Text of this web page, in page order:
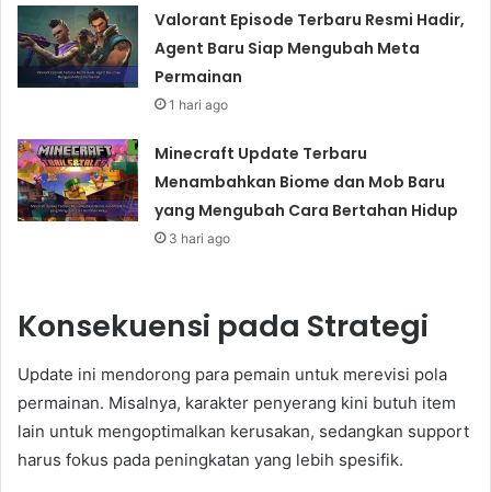
Valorant Episode Terbaru Resmi Hadir,
Agent Baru Siap Mengubah Meta
Permainan
1 hari ago
Minecraft Update Terbaru
Menambahkan Biome dan Mob Baru
yang Mengubah Cara Bertahan Hidup
3 hari ago
Konsekuensi pada Strategi
Update ini mendorong para pemain untuk merevisi pola
permainan. Misalnya, karakter penyerang kini butuh item
lain untuk mengoptimalkan kerusakan, sedangkan support
harus fokus pada peningkatan yang lebih spesifik.